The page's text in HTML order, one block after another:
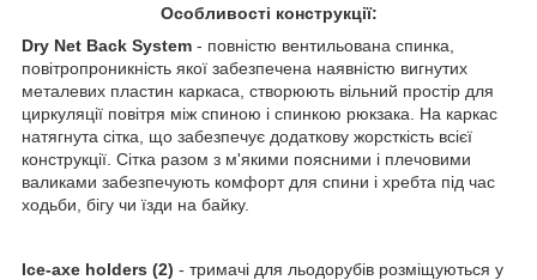
Особливості конструкції:
Dry Net Back System - повністю вентильована спинка,
повітропроникність якої забезпечена наявністю вигнутих
металевих пластин каркаса, створюють вільний простір для
циркуляції повітря між спиною і спинкою рюкзака. На каркас
натягнута сітка, що забезпечує додаткову жорсткість всієї
конструкції. Сітка разом з м'якими поясними і плечовими
валиками забезпечують комфорт для спини і хребта під час
ходьби, бігу чи їзди на байку.
Ice-axe holders (2) - тримачі для льодорубів розміщуються у